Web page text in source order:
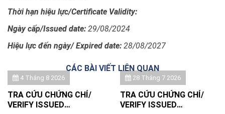
Thời hạn hiệu lực/Certificate Validity:
Ngày cấp/Issued date: 29/08/2024
Hiệu lực đến ngày/ Expired date: 28/08/2027
CÁC BÀI VIẾT LIÊN QUAN
4 Tháng 8 2026
TRA CỨU CHỨNG CHỈ/
VERIFY ISSUED
28 Tháng 7 2026
TRA CỨU CHỨNG CHỈ/
VERIFY ISSUED